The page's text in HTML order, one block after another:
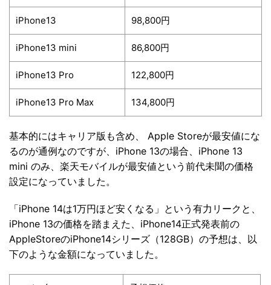
iPhone13 98,800円
iPhone13 mini 86,800円
iPhone13 Pro 122,800円
iPhone13 Pro Max 134,800円
基本的にはキャリア版も含め、 Apple Storeが最安値にな
るのが通例なのですが、iPhone 13の場合、iPhone 13
mini のみ、楽天モバイルが最安値という前代未聞の価格
設定になっていました。
「iPhone 14は1万円ほど安くなる」という有力リークと、
iPhone 13の価格を踏まえた、iPhone14正式発表前の
AppleStoreのiPhone14シリーズ（128GB）の予想は、以
下のような金額になっていました。